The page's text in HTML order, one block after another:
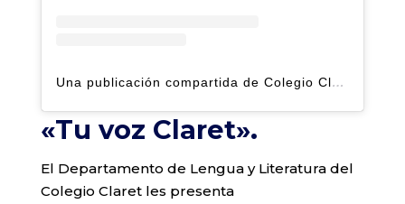
Una publicación compartida de Colegio Claret | Alto Hatillo (@clarethatillo)
«Tu voz Claret».
El Departamento de Lengua y Literatura del
Colegio Claret les presenta